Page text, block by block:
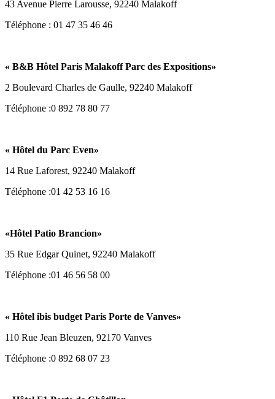
43 Avenue Pierre Larousse, 92240 Malakoff
Téléphone : 01 47 35 46 46
« B&B Hôtel Paris Malakoff Parc des Expositions»
2 Boulevard Charles de Gaulle, 92240 Malakoff
Téléphone :0 892 78 80 77
« Hôtel du Parc Even»
14 Rue Laforest, 92240 Malakoff
Téléphone :01 42 53 16 16
«Hôtel Patio Brancion»
35 Rue Edgar Quinet, 92240 Malakoff
Téléphone :01 46 56 58 00
« Hôtel ibis budget Paris Porte de Vanves»
110 Rue Jean Bleuzen, 92170 Vanves
Téléphone :0 892 68 07 23